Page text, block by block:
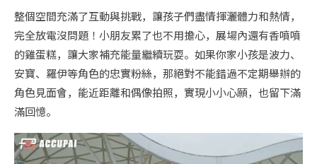
整個空間充滿了互動與挑戰，讓孩子們盡情揮灑體力和熱情，
完全放電沒問題！小朋友累了也不用擔心，展場內還有香噴噴
的雞蛋糕，讓大家補充能量繼續玩耍。如果你家小孩是波力、
安寶、羅伊等角色的忠實粉絲，那絕對不能錯過不定期舉辦的
角色見面會，能近距離和偶像拍照，實現小小心願，也留下滿
滿回憶。